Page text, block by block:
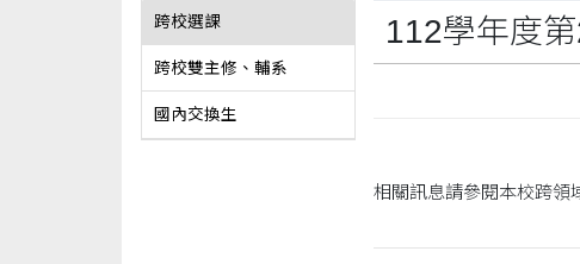
跨校選課
跨校雙主修、輔系
國內交換生
112學年度
相關訊息請參閱本校跨領